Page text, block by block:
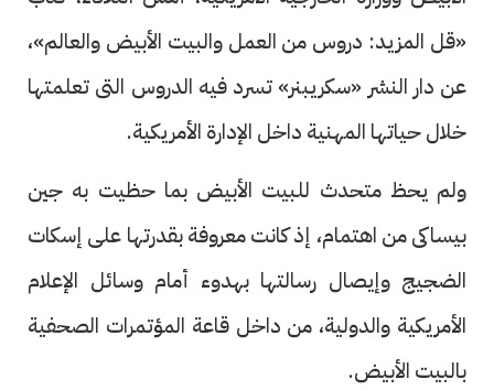
«قل المزيد: دروس من العمل والبيت الأبيض والعالم»،
عن دار النشر «سكريبنر» تسرد فيه الدروس التى تعلمتها
خلال حياتها المهنية داخل الإدارة الأمريكية.
ولم يحظ متحدث للبيت الأبيض بما حظيت به جين
بيساكى من اهتمام، إذ كانت معروفة بقدرتها على إسكات
الضجيج وإيصال رسالتها بهدوء أمام وسائل الإعلام
الأمريكية والدولية، من داخل قاعة المؤتمرات الصحفية
بالبيت الأبيض.